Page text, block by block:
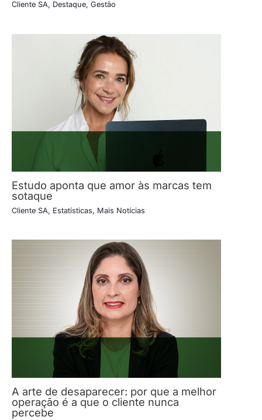
Cliente SA, Destaque, Gestão
Estudo aponta que amor às marcas tem
sotaque
Cliente SA, Estatísticas, Mais Notícias
A arte de desaparecer: por que a melhor
operação é a que o cliente nunca
percebe